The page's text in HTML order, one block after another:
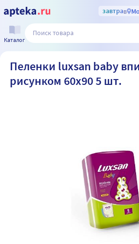
завтрав
Каталог
Пеленки luxsan baby
рисунком 60х90 5 шт.